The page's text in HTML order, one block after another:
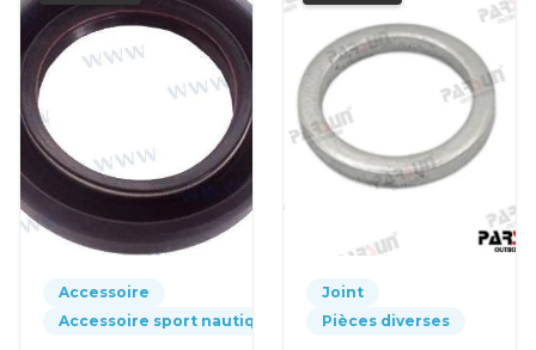
Accessoire
Accessoire sport nautique
Joint
Pièces diverses